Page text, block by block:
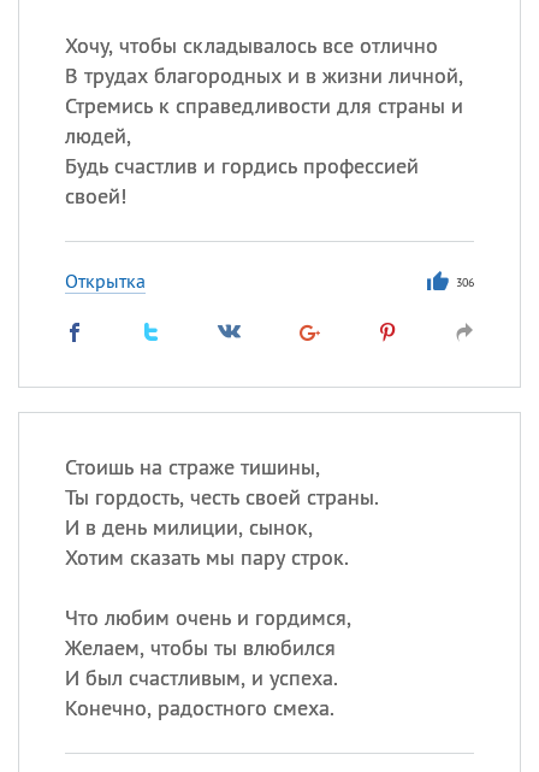
Хочу, чтобы складывалось все отлично
В трудах благородных и в жизни личной,
Стремись к справедливости для страны и
людей,
Будь счастлив и гордись профессией
своей!
Открытка 306
Стоишь на страже тишины,
Ты гордость, честь своей страны.
И в день милиции, сынок,
Хотим сказать мы пару строк.
Что любим очень и гордимся,
Желаем, чтобы ты влюбился
И был счастливым, и успеха.
Конечно, радостного смеха.